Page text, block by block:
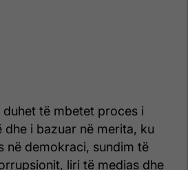
të mbetet proces i
dhe i bazuar në merita, ku
në demokraci, sundim të
liri të medias dhe